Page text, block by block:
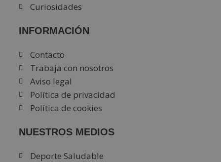
Curiosidades
INFORMACIÓN
Contacto
Trabaja con nosotros
Aviso legal
Política de privacidad
Política de cookies
NUESTROS MEDIOS
Deporte Saludable